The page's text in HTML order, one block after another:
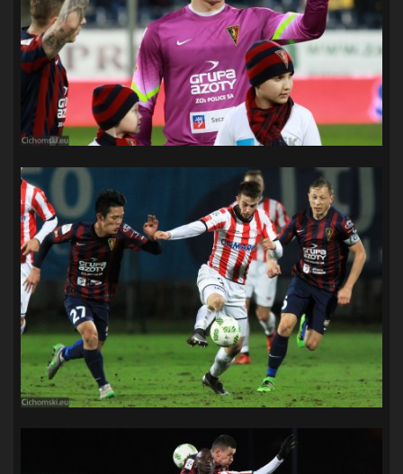
SANDRA SPA POGOŃ SZCZECIN(100) SIEDLECKA(63)
SPARING SPR POGOŃ SZCZECIN (72)
SPÓJNIA STARGARD (35) STOCZNIA SZCZECIN(40)
SUPERLIGA KOBIET(58) SUPERLIGA MĘŻCZYZN(92)
TAURON LIGA KOBIET(106) TENIS(26) TREFL SOPOT (26)
WYGRANA(43) ZAGŁĘBIE LUBIN(36) ŚLĄSK WROCŁAW(29)
ŚWIT SKOLWIN
STAT4U